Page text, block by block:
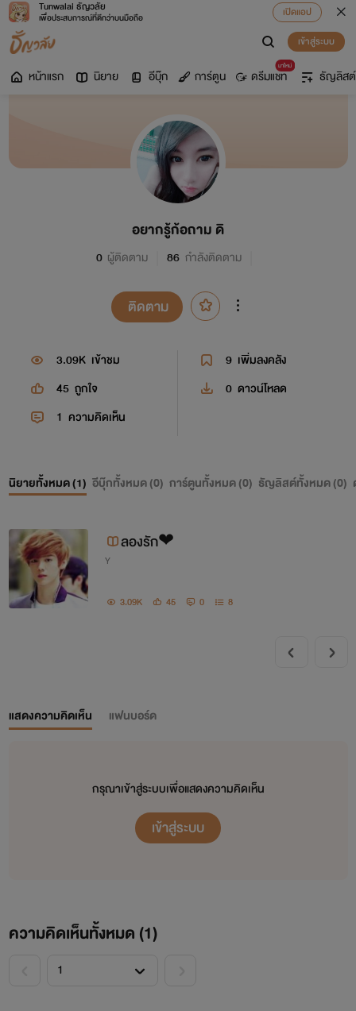
Tunwalai ธัญวลัย
เพื่อประสบการณ์ที่ดีกว่าบนมือถือ
เปิดแอป
เข้าสู่ระบบ
หน้าแรก นิยาย อีบุ๊ก การ์ตูน
มาใหม่
ดรีมแชท ธัญลิสต์
อยากรู้ก้อถาม ดิ
0 ผู้ติดตาม 86 กำลังติดตาม
ติดตาม
3.09K เข้าชม 9 เพิ่มลงคลัง
45 ถูกใจ 0 ดาวน์โหลด
1 ความคิดเห็น
นิยายทั้งหมด (1) อีบุ๊กทั้งหมด (0) การ์ตูนทั้งหมด (0) ธัญลิสต์ทั้งหมด (0)
ลองรัก❤
Y
3.09K 45 0 8
แสดงความคิดเห็น แฟนบอร์ด
กรุณาเข้าสู่ระบบเพื่อแสดงความคิดเห็น
เข้าสู่ระบบ
ความคิดเห็นทั้งหมด (1)